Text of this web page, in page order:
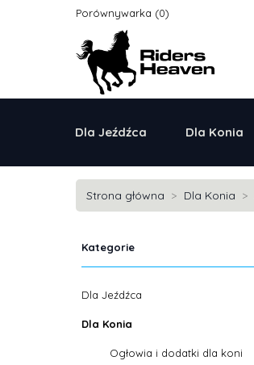
Porównywarka
Dla Jeźdźca Dla Konia
Strona główna Dla Konia
Kategorie
Dla Jeźdźca
Dla Konia
Ogłowia i dodatki dla koni